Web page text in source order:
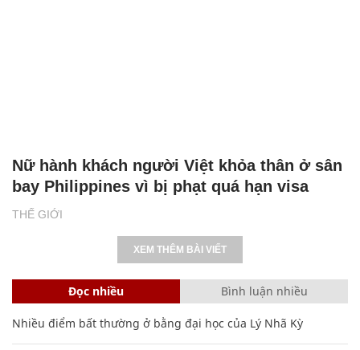
THẾ GIỚI
Nữ hành khách người Việt khỏa thân ở sân
bay Philippines vì bị phạt quá hạn visa
XEM THÊM BÀI VIẾT
Đọc nhiều Bình luận nhiều
Nhiều điểm bất thường ở bằng đại học của Lý Nhã Kỳ